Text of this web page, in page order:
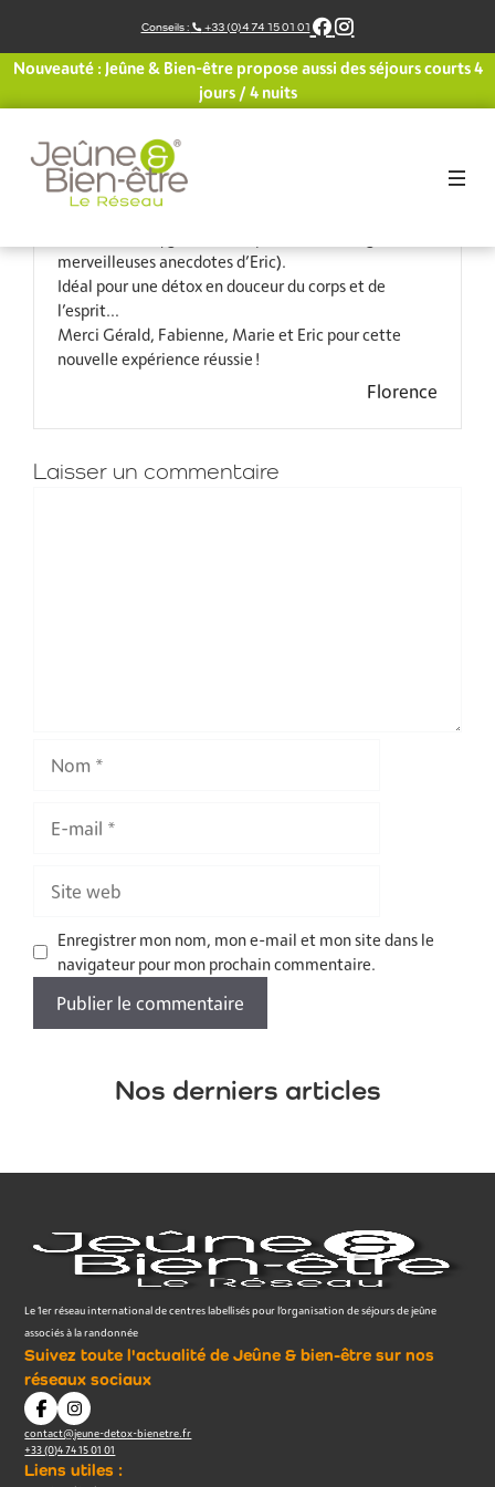
contenu
Conseils : +33 (0)4 74 15 01 01
Nouveauté : Jeûne & Bien-être propose aussi des séjours courts 4
jours / 4 nuits
Nous avons découvert les bienfaits du jeûne il y a 2
ans et avions hâte de renouveler l’expérience.
Le centre de Belledonne a tout pour lui : un cadre
montagnard splendide, un lieu d’accueil très
confortable, un jardin ouvert sur les cimes enneigées,
une équipe attentionnée et ultra bienveillante, des
merveilleuses anecdotes d’Eric).
Idéal pour une détox en douceur du corps et de
l’esprit…
Merci Gérald, Fabienne, Marie et Eric pour cette
nouvelle expérience réussie !
Florence
Laisser un commentaire
mail
web
Enregistrer mon nom, mon e-mail et mon site dans le
navigateur pour mon prochain commentaire.
Nos derniers articles
Le 1er réseau international de centres labellisés pour l’organisation de séjours de jeûne
associés à la randonnée
Suivez toute l'actualité de Jeûne & bien-être sur nos
réseaux sociaux
contact@jeune-detox-bienetre.fr
+33 (0)4 74 15 01 01
Liens utiles :